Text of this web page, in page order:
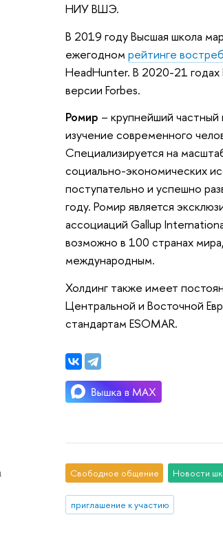
НИУ ВШЭ.
В 2019 году Высшая школа
ежегодномрейтинге
HeadHunter. В 2020-21
версии Forbes.
Ромир – крупнейший
изучение современного
Специализируется на
социально-экономических
поступательно и успешно
году. Ромир является
ассоциаций Gallup
возможно в 100 странах
международным.
Холдинг также имеет
Центральной и Восточной
стандартам ESOMAR.
Свободное общение Новости
приглашение к участию